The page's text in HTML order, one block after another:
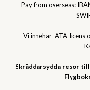
Pay from overseas:
Vi innehar IATA-licens
Skräddarsydda resor